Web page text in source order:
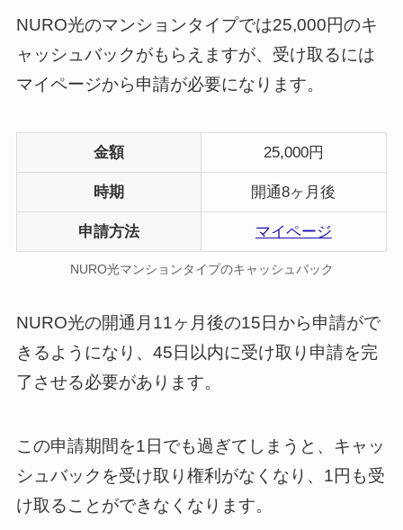
NURO光のマンションタイプでは25,000円のキ
ャッシュバックがもらえますが、受け取るには
マイページから申請が必要になります。
金額 25,000円
時期 開通8ヶ月後
申請方法 マイページ
NURO光マンションタイプのキャッシュバック
NURO光の開通月11ヶ月後の15日から申請がで
きるようになり、45日以内に受け取り申請を完
了させる必要があります。
この申請期間を1日でも過ぎてしまうと、キャッ
シュバックを受け取り権利がなくなり、1円も受
け取ることができなくなります。